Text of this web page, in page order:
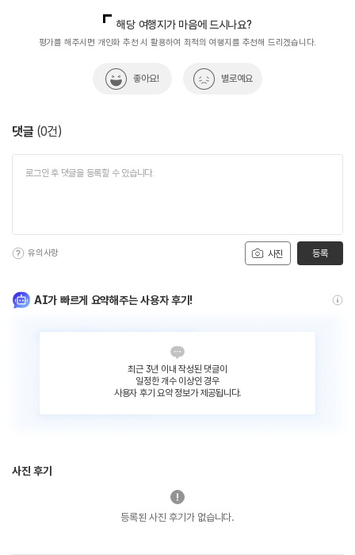
열린관광콘텐츠팀(열린관광-모두의여행)
033-738-3425
해당 여행지가 마음에 드시나요?
평가를 해주시면 개인화 추천 시 활용하여 최적의 여행지를 추천해 드리겠습니다.
좋아요! 별로예요
댓글 (0건)
사진
유의사항 등록
AI가 빠르게 요약해주는 사용자 후기!
최근 3년 이내 작성된 댓글이
일정한 개수 이상인 경우
사용자 후기 요약 정보가 제공됩니다.
사진 후기
등록된 사진 후기가 없습니다.